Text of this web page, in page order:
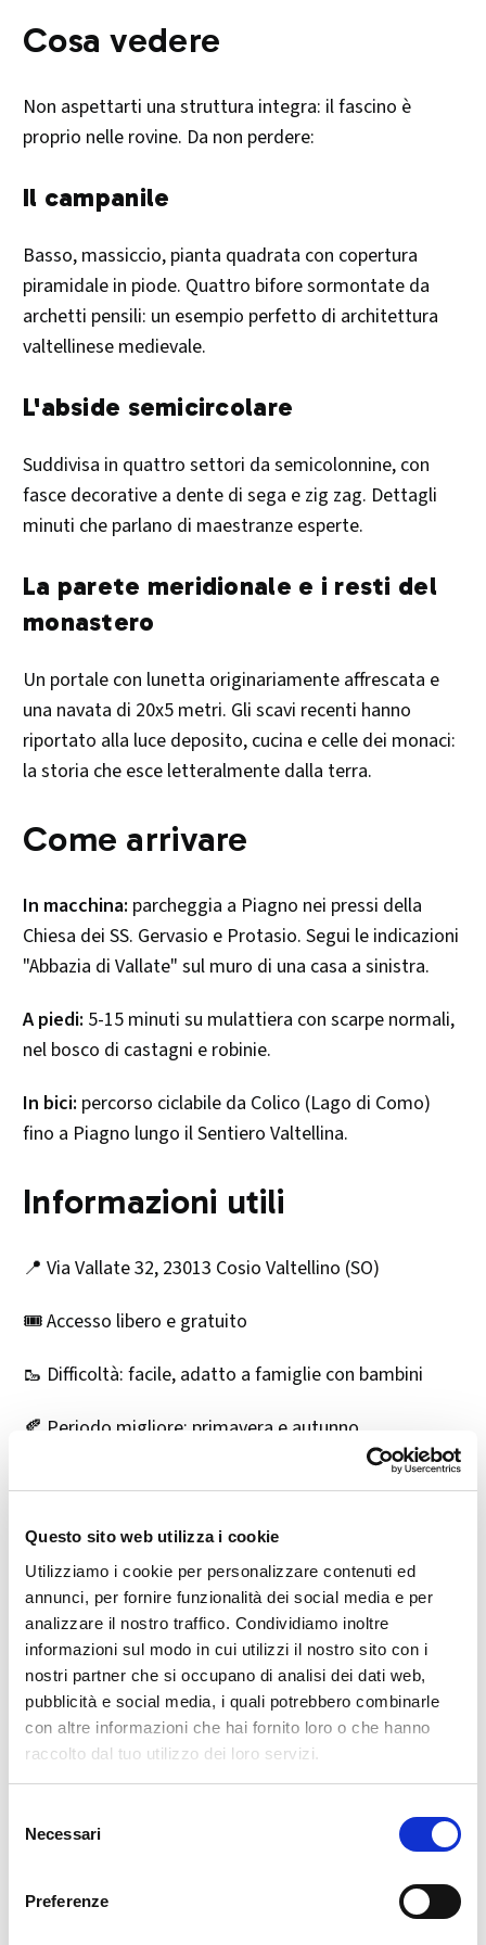
Questo sito web utilizza i cookie
Utilizziamo i cookie per personalizzare contenuti ed
annunci, per fornire funzionalità dei social media e per
analizzare il nostro traffico. Condividiamo inoltre
informazioni sul modo in cui utilizzi il nostro sito con i
nostri partner che si occupano di analisi dei dati web,
pubblicità e social media, i quali potrebbero combinarle
con altre informazioni che hai fornito loro o che hanno
raccolto dal tuo utilizzo dei loro servizi.
delNecessari
Preferenze
Cosa vedere
Non aspettarti una struttura integra: il fascino è
proprio nelle rovine. Da non perdere:
Il campanile
Basso, massiccio, pianta quadrata con copertura
piramidale in piode. Quattro bifore sormontate da
archetti pensili: un esempio perfetto di architettura
valtellinese medievale.
L'abside semicircolare
Suddivisa in quattro settori da semicolonnine, con
fasce decorative a dente di sega e zig zag. Dettagli
minuti che parlano di maestranze esperte.
La parete meridionale e i resti del
monastero
Un portale con lunetta originariamente affrescata e
una navata di 20x5 metri. Gli scavi recenti hanno
riportato alla luce deposito, cucina e celle dei monaci:
la storia che esce letteralmente dalla terra.
Come arrivare
In macchina: parcheggia a Piagno nei pressi della
Chiesa dei SS. Gervasio e Protasio. Segui le indicazioni
"Abbazia di Vallate" sul muro di una casa a sinistra.
A piedi: 5-15 minuti su mulattiera con scarpe normali,
nel bosco di castagni e robinie.
In bici: percorso ciclabile da Colico (Lago di Como)
fino a Piagno lungo il Sentiero Valtellina.
Informazioni utili
📍 Via Vallate 32, 23013 Cosio Valtellino (SO)
🎟 Accesso libero e gratuito
🥾 Difficoltà: facile, adatto a famiglie con bambini
🍂 Periodo migliore: primavera e autunno
🧀 Nei dintorni: Priorato di Piona, borghi della
🎵 Eventi: concerti e manifestazioni culturali
occasionali
Perché visitarla
Non è un monumento restaurato per i turisti. È un
posto autentico, un po' solitario, che racconta quasi
mille anni di storia con discrezione. La posizione
domina tutta la Bassa Valtellina e la vista sull'Adda è
qualcosa che non ti aspetti. Portaci qualcuno che
pensa di conoscere già tutto della zona: scommetto
che non ci è mai stato. Il FAI la segnala tra i suoi